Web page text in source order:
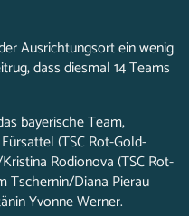
Ausrichtungsort ein wenig
dass diesmal 14 Teams
bayerische Team,
(TSC Rot-Gold-
Rodionova (TSC Rot-
Tschernin/Diana Pierau
Yvonne Werner.